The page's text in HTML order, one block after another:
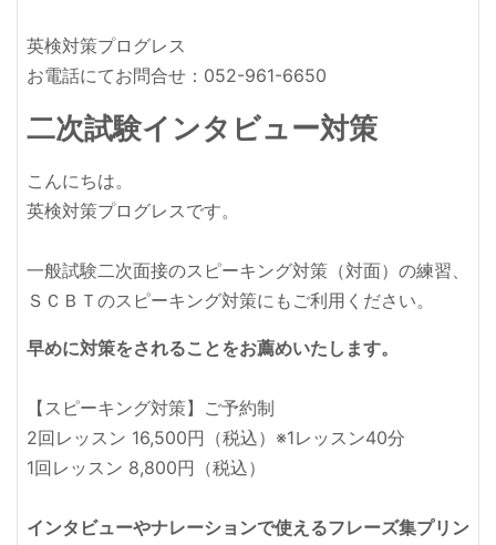
英検対策プログレス
お電話にてお問合せ：052-961-6650
二次試験インタビュー対策
こんにちは。
英検対策プログレスです。
一般試験二次面接のスピーキング対策（対面）の練習、
ＳＣＢＴのスピーキング対策にもご利用ください。
早めに対策をされることをお薦めいたします。
【スピーキング対策】ご予約制
2回レッスン 16,500円（税込）※1レッスン40分
1回レッスン 8,800円（税込）
インタビューやナレーションで使えるフレーズ集プリン